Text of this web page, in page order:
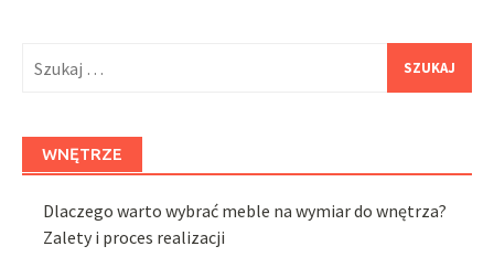
WNĘTRZE
Dlaczego warto wybrać meble na wymiar do wnętrza?
Zalety i proces realizacji